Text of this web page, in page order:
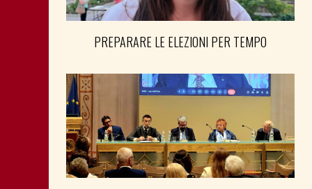
PREPARARE LE ELEZIONI PER TEMPO